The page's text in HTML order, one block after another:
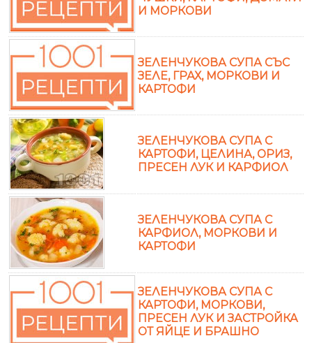
И МОРКОВИ
ЗЕЛЕНЧУКОВА СУПА СЪС
ЗЕЛЕ, ГРАХ, МОРКОВИ И
КАРТОФИ
ЗЕЛЕНЧУКОВА СУПА С
КАРТОФИ, ЦЕЛИНА, ОРИЗ,
ПРЕСЕН ЛУК И КАРФИОЛ
ЗЕЛЕНЧУКОВА СУПА С
КАРФИОЛ, МОРКОВИ И
КАРТОФИ
ЗЕЛЕНЧУКОВА СУПА С
КАРТОФИ, МОРКОВИ,
ПРЕСЕН ЛУК И ЗАСТРОЙКА
ОТ ЯЙЦЕ И БРАШНО